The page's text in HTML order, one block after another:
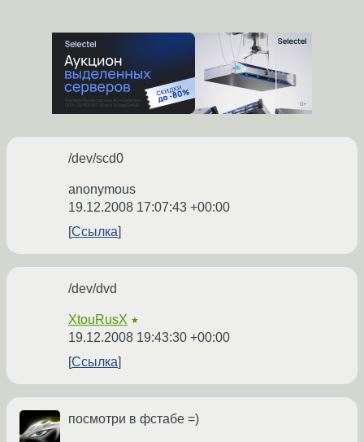
/dev/scd0
anonymous
19.12.2008 17:07:43 +00:00
Ссылка
/dev/dvd
XtouRusX ★
19.12.2008 19:43:30 +00:00
Ссылка
посмотри в фстабе =)